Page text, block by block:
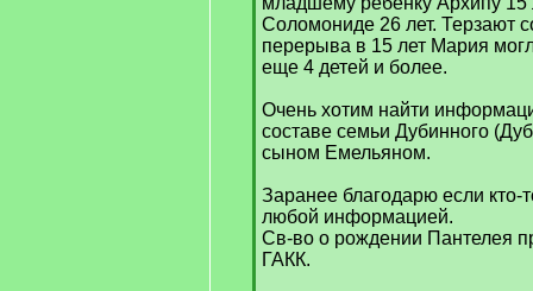
Соломониде 26 лет. Терзают
перерыва в 15 лет Мария
еще 4 детей и более.
Очень хотим найти
составе семьи Дубинного
сыном Емельяном.
Заранее благодарю если кто-
любой информацией.
Св-во о рождении Пантелея
ГАКК.